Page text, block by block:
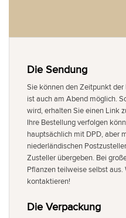
Die Sendung
Sie können den Zeitpunkt
ist auch am Abend möglich.
wird, erhalten Sie einen Link
Ihre Bestellung verfolgen
hauptsächlich mit DPD, aber
niederländischen
Zusteller übergeben. Bei
Pflanzen teilweise selbst aus.
kontaktieren!
Die Verpackung